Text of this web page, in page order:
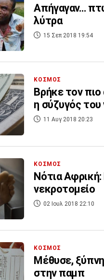
Απήγαγαν…
λύτρα
15 Σεπ 2018 19:54
ΚΟΣΜΟΣ
Βρήκε τον
η σύζυγός του
11 Αυγ 2018 20:23
ΚΟΣΜΟΣ
Νότια Αφρική:
νεκροτομείο
02 Ιουλ 2018 22:10
ΚΟΣΜΟΣ
Μέθυσε,
στην παμπ